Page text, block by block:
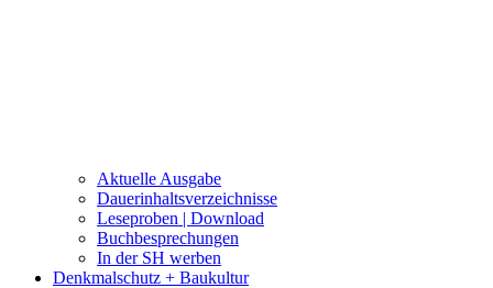
Aktuelle Ausgabe
Dauerinhaltsverzeichnisse
Leseproben | Download
Buchbesprechungen
In der SH werben
Denkmalschutz + Baukultur